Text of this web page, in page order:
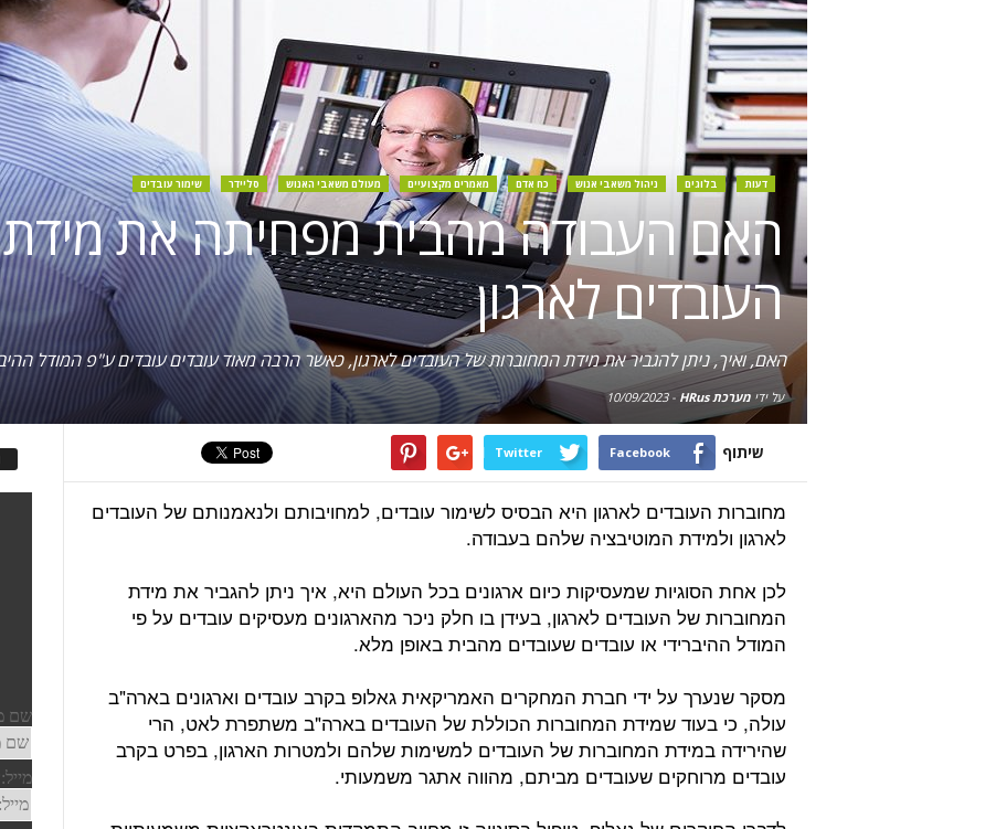
דעות בלוגים ניהול משאבי אנוש כח אדם מאמרים מקצועיים מעולם משאבי האנוש סליידר שימור עובדים
האם העבודה מהבית מפחיתה את
העובדים לארגון
האם, ואיך, ניתן להגביר את מידת המחוברות של העובדים לארגון, כאשר הרבה מאוד עובדים עובדים ע"פ המודל
על ידימערכת HRus -
10/09/2023
שיתוף Facebook
Twitter
מחוברות העובדים לארגון היא הבסיס לשימור עובדים, למחויבותם ולנאמנותם של העובדים
לארגון ולמידת המוטיבציה שלהם בעבודה.
לכן אחת הסוגיות שמעסיקות כיום ארגונים בכל העולם היא, איך ניתן להגביר את מידת
המחוברות של העובדים לארגון, בעידן בו חלק ניכר מהארגונים מעסיקים עובדים על פי
המודל ההיברידי או עובדים שעובדים מהבית באופן מלא.
מסקר שנערך על ידי חברת המחקרים האמריקאית גאלופ בקרב עובדים וארגונים בארה"ב
עולה, כי בעוד שמידת המחוברות הכוללת של העובדים בארה"ב משתפרת לאט, הרי
שהירידה במידת המחוברות של העובדים למשימות שלהם ולמטרות הארגון, בפרט בקרב
עובדים מרוחקים שעובדים מביתם, מהווה אתגר משמעותי.